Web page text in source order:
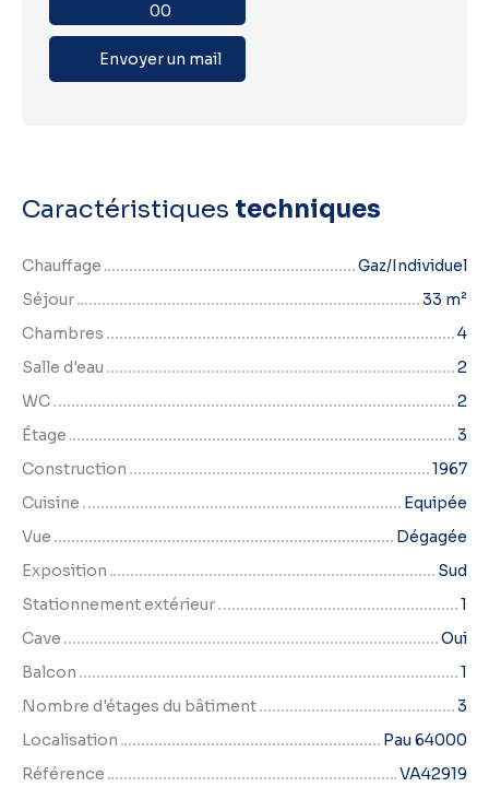
00
Envoyer un mail
Caractéristiques techniques
Chauffage
Gaz/Individuel
Séjour
33 m²
Chambres
4
Salle d'eau
2
WC
2
Étage
3
Construction
1967
Cuisine
Equipée
Vue
Dégagée
Exposition
Sud
Stationnement extérieur
1
Cave
Oui
Balcon
1
Nombre d'étages du bâtiment
3
Localisation
Pau 64000
Référence
VA42919